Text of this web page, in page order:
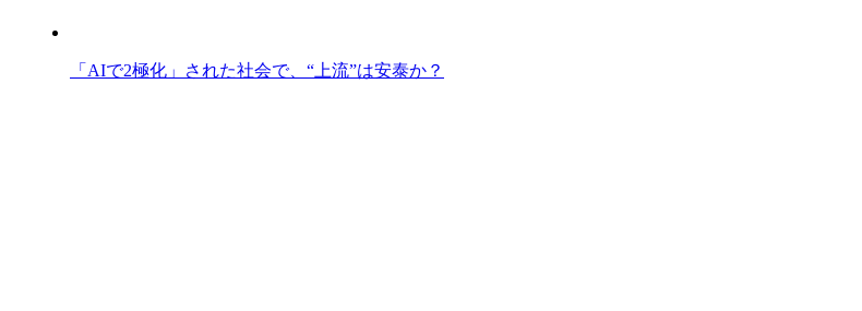
「AIで2極化」された社会で、“上流”は安泰か？